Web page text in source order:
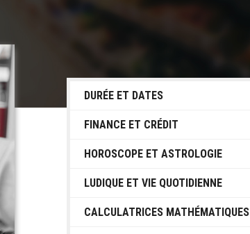
DURÉE ET DATES
FINANCE ET CRÉDIT
HOROSCOPE ET ASTROLOGIE
LUDIQUE ET VIE QUOTIDIENNE
CALCULATRICES MATHÉMATIQUES